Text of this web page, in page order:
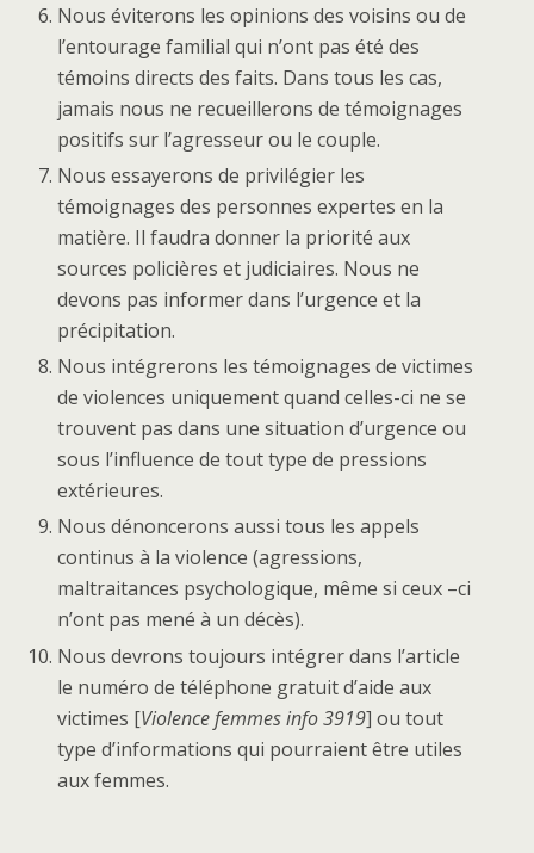
Nous éviterons les opinions des voisins ou de
l’entourage familial qui n’ont pas été des
témoins directs des faits. Dans tous les cas,
jamais nous ne recueillerons de témoignages
positifs sur l’agresseur ou le couple.
Nous essayerons de privilégier les
témoignages des personnes expertes en la
matière. Il faudra donner la priorité aux
sources policières et judiciaires. Nous ne
devons pas informer dans l’urgence et la
précipitation.
Nous intégrerons les témoignages de victimes
de violences uniquement quand celles-ci ne se
trouvent pas dans une situation d’urgence ou
sous l’influence de tout type de pressions
extérieures.
Nous dénoncerons aussi tous les appels
continus à la violence (agressions,
maltraitances psychologique, même si ceux –ci
n’ont pas mené à un décès).
Nous devrons toujours intégrer dans l’article
le numéro de téléphone gratuit d’aide aux
victimes [Violence femmes info 3919] ou tout
type d’informations qui pourraient être utiles
aux femmes.